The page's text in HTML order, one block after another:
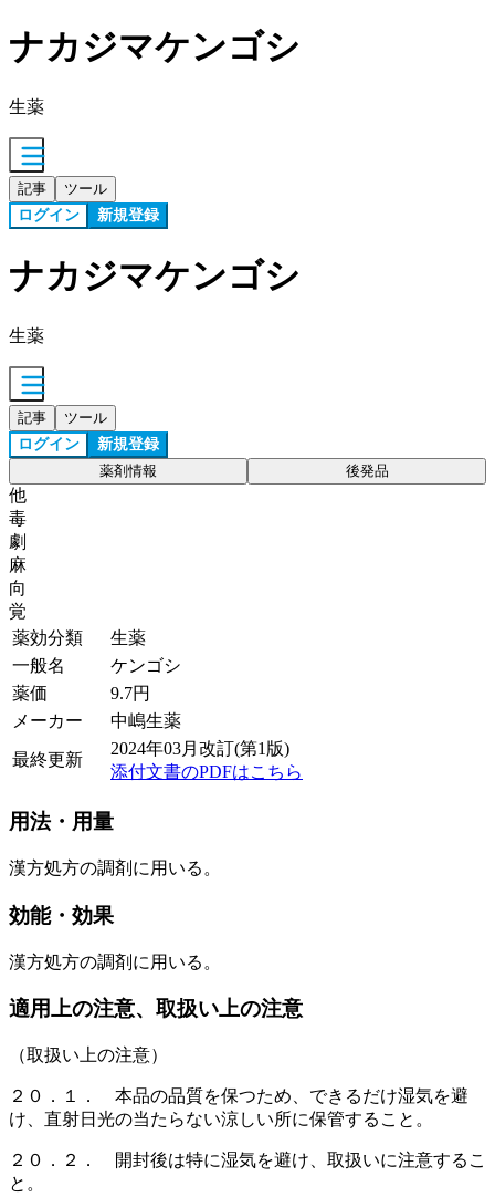
ナカジマケンゴシ
生薬
記事 ツール
ログイン 新規登録
ナカジマケンゴシ
生薬
記事 ツール
ログイン 新規登録
薬剤情報 後発品
他
毒
劇
麻
向
覚
薬効分類
生薬
一般名
ケンゴシ
薬価
9.7円
メーカー
中嶋生薬
最終更新
2024年03月改訂(第1版)
添付文書のPDFはこちら
用法・用量
漢方処方の調剤に用いる。
効能・効果
漢方処方の調剤に用いる。
適用上の注意、取扱い上の注意
（取扱い上の注意）
２０．１． 本品の品質を保つため、できるだけ湿気を避
け、直射日光の当たらない涼しい所に保管すること。
２０．２． 開封後は特に湿気を避け、取扱いに注意するこ
と。